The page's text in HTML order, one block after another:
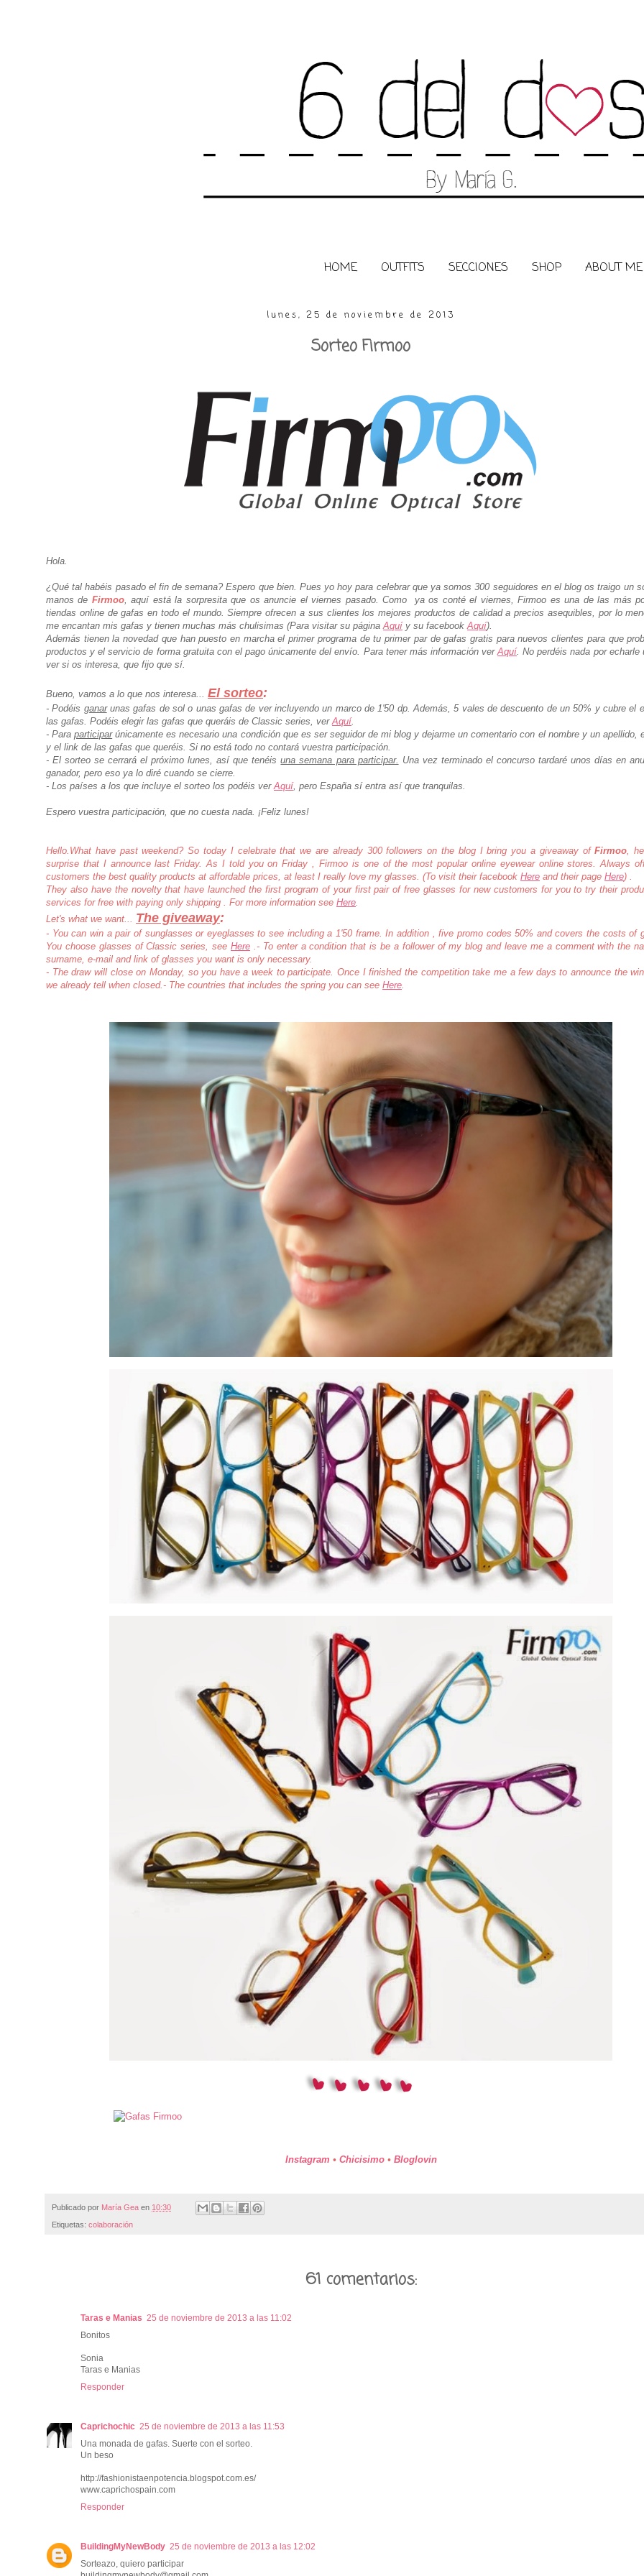
HOME OUTFITS SECCIONES SHOP ABOUT ME
lunes, 25 de noviembre de 2013
Sorteo Firmoo
Hola.
¿Qué tal habéis pasado el fin de semana? Espero que bien. Pues yo hoy para celebrar que ya somos 300 seguidores en el blog os traigo un
manos de Firmoo, aquí está la sorpresita que os anuncie el viernes pasado. Como ya os conté el viernes, Firmoo es una de las más
tiendas online de gafas en todo el mundo. Siempre ofrecen a sus clientes los mejores productos de calidad a precios asequibles, por lo
me encantan mis gafas y tienen muchas más chulisimas (Para visitar su página Aquíy su facebook Aquí).
Además tienen la novedad que han puesto en marcha el primer programa de tu primer par de gafas gratis para nuevos clientes para que
productos y el servicio de forma gratuita con el pago únicamente del envío. Para tener más información verAquí. No perdéis nada por echarle
ver si os interesa, que fijo que sí.
Bueno, vamos a lo que nos interesa... El sorteo:
- Podéis ganarunas gafas de sol o unas gafas de ver incluyendo un marco de 1'50 dp. Además, 5 vales de descuento de un 50% y cubre el
las gafas. Podéis elegir las gafas que queráis de Classic series, ver Aquí.
- Paraparticiparúnicamente es necesario una condición que es ser seguidor de mi blog y dejarme un comentario con el nombre y un apellido,
y el link de las gafas que queréis. Si no está todo no contará vuestra participación.
- El sorteo se cerrará el próximo lunes, así que tenéisuna semana para participar. Una vez terminado el concurso tardaré unos días en
ganador, pero eso ya lo diré cuando se cierre.
- Los países a los que incluye el sorteo los podéis ver Aquí, pero España sí entra así que tranquilas.
Espero vuestra participación, que no cuesta nada. ¡Feliz lunes!
Hello. What have past weekend?So today I celebrate that we are already 300 followers on the blog I bring you a giveaway ofFirmoo ,
surprise that I announce last Friday.As I told you on Friday , Firmoo is one of the most popular online eyewear online stores.Always
customers the best quality products at affordable prices, at least I really love my glasses. (To visit their facebook Here and their page Here) .
They also have the novelty that have launched the first program of your first pair of free glasses for new customers for you to try their
services for free with paying only shipping . For more information see Here
Let's what we want... The giveaway:
- You can win a pair of sunglasses or eyeglasses to see including a 1'50 frame.In addition , five promo codes 50% and covers the costs of
You choose glasses of Classic series, seeHere - To enter a condition that is be a follower of my blog and leave me a comment with the
surname, e-mail and link of glasses you want is only necessary.
- The draw will close on Monday, so you have a week to participate. Once I finished the competition take me a few days to announce the
we already tell when closed. - The countries that includes the spring you can see Here
Instagram • Chicisimo• Bloglovin
Publicado por María Gea en 10:30
Etiquetas: colaboración
61 comentarios:
Taras e Manias 25 de noviembre de 2013 a las 11:02
Bonitos
Sonia
Taras e Manias
Responder
Caprichochic 25 de noviembre de 2013 a las 11:53
Una monada de gafas. Suerte con el sorteo.
Un beso
http://fashionistaenpotencia.blogspot.com.es/
www.caprichospain.com
Responder
BuildingMyNewBody 25 de noviembre de 2013 a las 12:02
Sorteazo, quiero participar